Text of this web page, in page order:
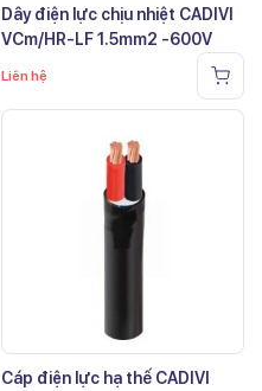
Dây điện lực chịu nhiệt CADIVI
VCm/HR-LF 1.5mm2 -600V
Liên hệ
Cáp điện lực hạ thế CADIVI